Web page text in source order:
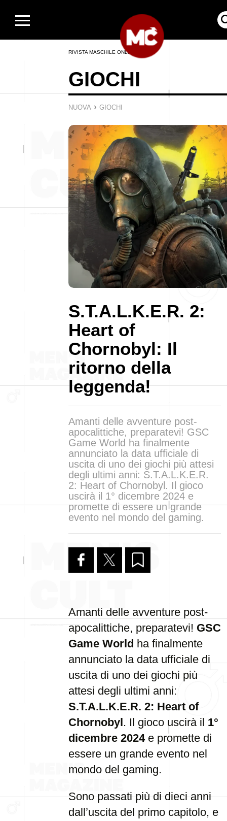
RIVISTA MASCHILE ONLINE
GIOCHI
NUOVA › GIOCHI
S.T.A.L.K.E.R. 2:
Heart of
Chornobyl: Il
ritorno della
leggenda!
Amanti delle avventure post-
apocalittiche, preparatevi! GSC
Game World ha finalmente
annunciato la data ufficiale di
uscita di uno dei giochi più attesi
degli ultimi anni: S.T.A.L.K.E.R.
2: Heart of Chornobyl. Il gioco
uscirà il 1° dicembre 2024 e
promette di essere un grande
evento nel mondo del gaming.
Amanti delle avventure post-
apocalittiche, preparatevi! GSC
Game World ha finalmente
annunciato la data ufficiale di
uscita di uno dei giochi più
attesi degli ultimi anni:
S.T.A.L.K.E.R. 2: Heart of
Chornobyl. Il gioco uscirà il 1°
dicembre 2024e promette di
essere un grande evento nel
mondo del gaming.
Sono passati più di dieci anni
dall’uscita del primo capitolo, e